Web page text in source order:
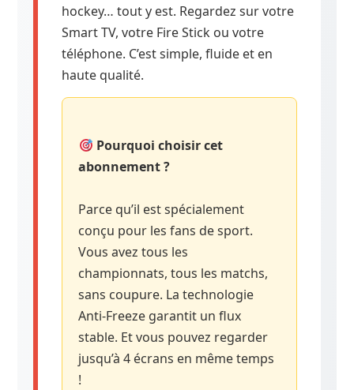
hockey… tout y est. Regardez sur votre
Smart TV, votre Fire Stick ou votre
téléphone. C’est simple, fluide et en
haute qualité.
Pourquoi choisir cet
abonnement ?
Parce qu’il est spécialement
conçu pour les fans de sport.
Vous avez tous les
championnats, tous les matchs,
sans coupure. La technologie
Anti-Freeze garantit un flux
stable. Et vous pouvez regarder
jusqu’à 4 écrans en même temps
!